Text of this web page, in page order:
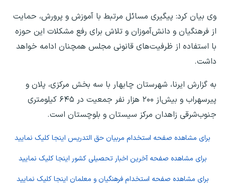
وی بیان کرد: پیگیری مسائل مرتبط با آموزش و پرورش، حمایت
از فرهنگیان و دانش‌آموزان و تلاش برای رفع مشکلات این حوزه
با استفاده از ظرفیت‌های قانونی مجلس همچنان ادامه خواهد
داشت.
به گزارش ایرنا، شهرستان چابهار با سه بخش مرکزی، پلان و
پیرسهراب و بیش‌از ۲۰۰ هزار نفر جمعیت در ۶۴۵ کیلومتری
جنوب‌شرقی زاهدان مرکز سیستان و بلوچستان است.
برای مشاهده صفحه استخدام مربیان حق التدریس اینجا کلیک نمایید
برای مشاهده صفحه آخرین اخبار تحصیلی کشور اینجا کلیک نمایید
برای مشاهده صفحه استخدام فرهنگیان و معلمان اینجا کلیک نمایید